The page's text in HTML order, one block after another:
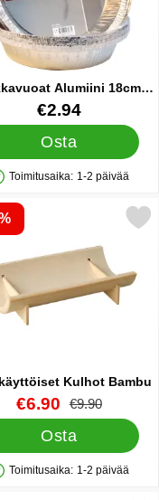
Alumiini 18cm 5
kpl
45074
€2.94
Osta
Varastossa
Toimitusaika: 1-2 päivää
26cm 50 kpl
Kulhot Bambu
32171
uusi hinta
€6.90 vanha hinta
€9.90
Osta
Varastossa
Toimitusaika: 1-2 päivää
kertakäyttöiset